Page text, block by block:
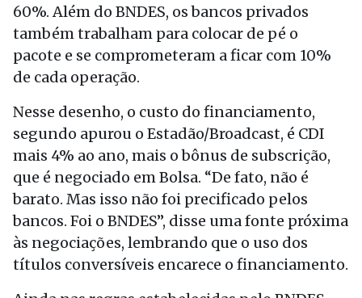
60%. Além do BNDES, os bancos privados
também trabalham para colocar de pé o
pacote e se comprometeram a ficar com 10%
de cada operação.
Nesse desenho, o custo do financiamento,
segundo apurou o Estadão/Broadcast, é CDI
mais 4% ao ano, mais o bônus de subscrição,
que é negociado em Bolsa. “De fato, não é
barato. Mas isso não foi precificado pelos
bancos. Foi o BNDES”, disse uma fonte próxima
às negociações, lembrando que o uso dos
títulos conversíveis encarece o financiamento.